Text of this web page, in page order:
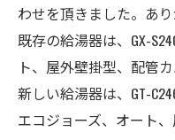
わせを頂きました。あり
既存の給湯器は、GX-
ト、屋外壁掛型、配管
新しい給湯器は、GT-
エコジョーズ、オート、